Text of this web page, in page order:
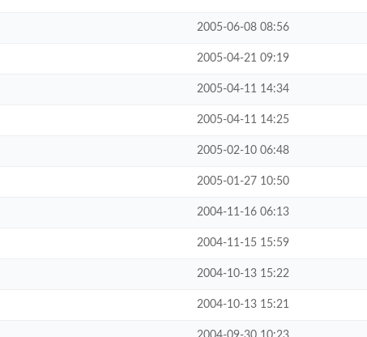
2005-06-08 08:56
2005-04-21 09:19
2005-04-11 14:34
2005-04-11 14:25
2005-02-10 06:48
2005-01-27 10:50
2004-11-16 06:13
2004-11-15 15:59
2004-10-13 15:22
2004-10-13 15:21